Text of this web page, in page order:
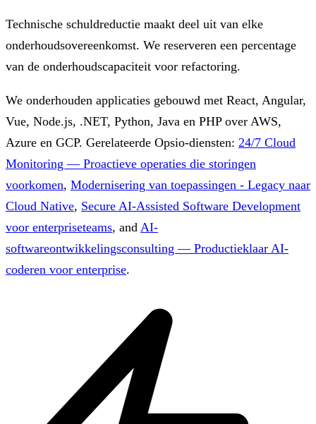
Technische schuldreductie maakt deel uit van elke
onderhoudsovereenkomst. We reserveren een percentage
van de onderhoudscapaciteit voor refactoring.
We onderhouden applicaties gebouwd met React, Angular,
Vue, Node.js, .NET, Python, Java en PHP over AWS,
Azure en GCP. Gerelateerde Opsio-diensten: 24/7 Cloud
Monitoring — Proactieve operaties die storingen
voorkomen, Modernisering van toepassingen - Legacy naar
Cloud Native, Secure AI-Assisted Software Development
voor enterpriseteams, and AI-
softwareontwikkelingsconsulting — Productieklaar AI-
coderen voor enterprise.